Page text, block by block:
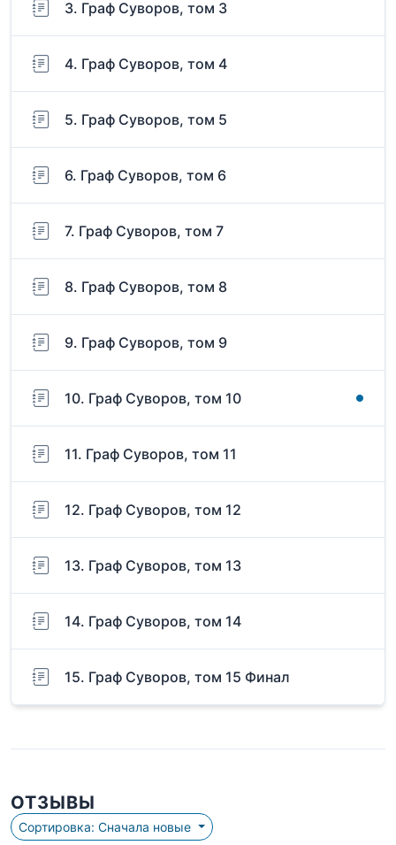
3. Граф Суворов, том 3
4. Граф Суворов, том 4
5. Граф Суворов, том 5
6. Граф Суворов, том 6
7. Граф Суворов, том 7
8. Граф Суворов, том 8
9. Граф Суворов, том 9
10. Граф Суворов, том 10
11. Граф Суворов, том 11
12. Граф Суворов, том 12
13. Граф Суворов, том 13
14. Граф Суворов, том 14
15. Граф Суворов, том 15 Финал
ОТЗЫВЫ
Сортировка: Сначала новые